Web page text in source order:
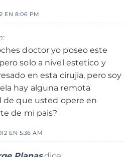
EN 8:06 PM
doctor yo poseo este
solo a nivel estetico y
en esta cirujia, pero soy
hay alguna remota
de que usted opere en
de mi pais?
EN 5:36 AM